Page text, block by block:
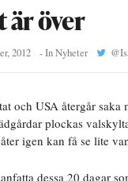
är över
2012 - InNyheter @
och USA återgår
plockas
igen kan få se lite
dessa 20 dagar